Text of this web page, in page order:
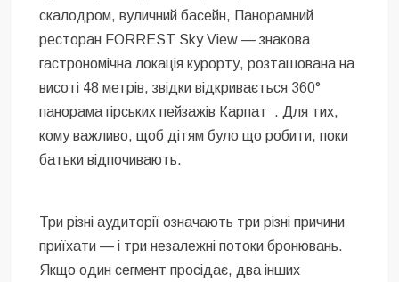
скалодром, вуличний басейн, Панорамний
ресторан FORREST Sky View — знакова
гастрономічна локація курорту, розташована на
висоті 48 метрів, звідки відкривається 360°
панорама гірських пейзажів Карпат . Для тих,
кому важливо, щоб дітям було що робити, поки
батьки відпочивають.
Три різні аудиторії означають три різні причини
приїхати — і три незалежні потоки бронювань.
Якщо один сегмент просідає, два інших